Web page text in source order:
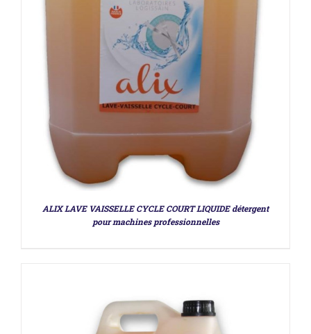
ALIX LAVE VAISSELLE CYCLE COURT LIQUIDE détergent
pour machines professionnelles
DÉTAILS